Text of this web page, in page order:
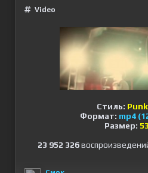
Video
Стиль:
Формат: mp4
Размер:
23 952 326